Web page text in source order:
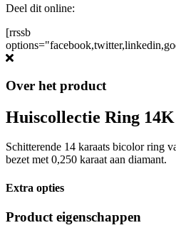
Deel dit online:
[rrssb
Over het product
Huiscollectie Ring
Schitterende 14 karaats bicolor ring
bezet met 0,250 karaat aan diamant.
Extra opties
Product eigenschappen